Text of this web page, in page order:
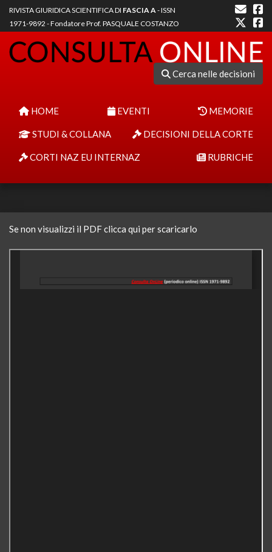
RIVISTA GIURIDICA SCIENTIFICA DI FASCIA A- ISSN
1971-9892 - Fondatore Prof. PASQUALE COSTANZO
Cerca nelle decisioni
HOME EVENTI MEMORIE
STUDI & COLLANA DECISIONI DELLA CORTE
CORTI NAZ EU INTERNAZ RUBRICHE
Se non visualizzi il PDF clicca qui per scaricarlo